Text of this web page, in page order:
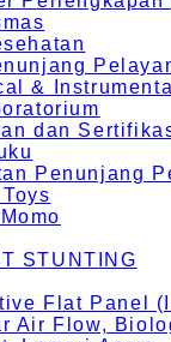
&
dan
Penunjang
STUNTING
Flat Panel
Air Flow,